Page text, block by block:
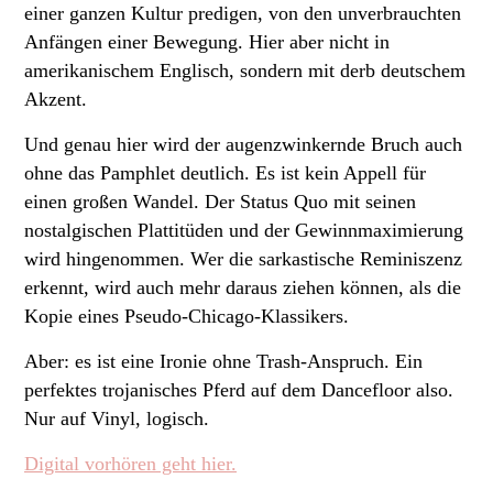
einer ganzen Kultur predigen, von den unverbrauchten
Anfängen einer Bewegung. Hier aber nicht in
amerikanischem Englisch, sondern mit derb deutschem
Akzent.
Und genau hier wird der augenzwinkernde Bruch auch
ohne das Pamphlet deutlich. Es ist kein Appell für
einen großen Wandel. Der Status Quo mit seinen
nostalgischen Plattitüden und der Gewinnmaximierung
wird hingenommen. Wer die sarkastische Reminiszenz
erkennt, wird auch mehr daraus ziehen können, als die
Kopie eines Pseudo-Chicago-Klassikers.
Aber: es ist eine Ironie ohne Trash-Anspruch. Ein
perfektes trojanisches Pferd auf dem Dancefloor also.
Nur auf Vinyl, logisch.
Digital vorhören geht hier.